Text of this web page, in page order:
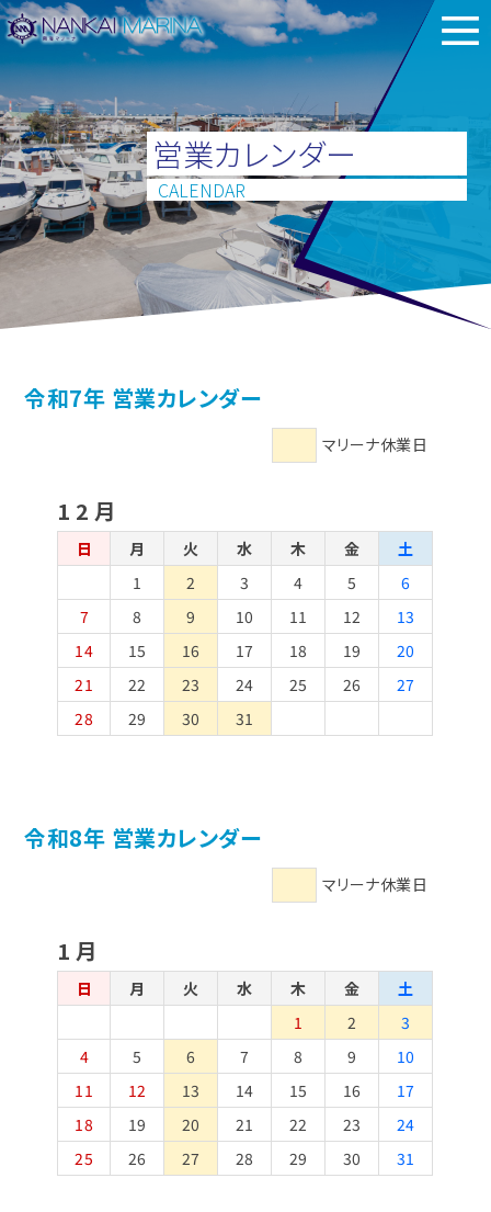
営業カレンダー
CALENDAR
令和7年 営業カレンダー
マリーナ休業日
12月
日 月 火 水 木 金
土
1
2 3 4 5
6
7
8 9 10 11 12
13
14
15 16 17 18 19
20
21
22 23 24 25 26
27
28
29 30 31
令和8年 営業カレンダー
マリーナ休業日
1月
日 月 火 水 木 金
土
1
2
3
4
5 6 7 8 9
10
11
12 13 14 15 16
17
18
19 20 21 22 23
24
25
26 27 28 29 30 31